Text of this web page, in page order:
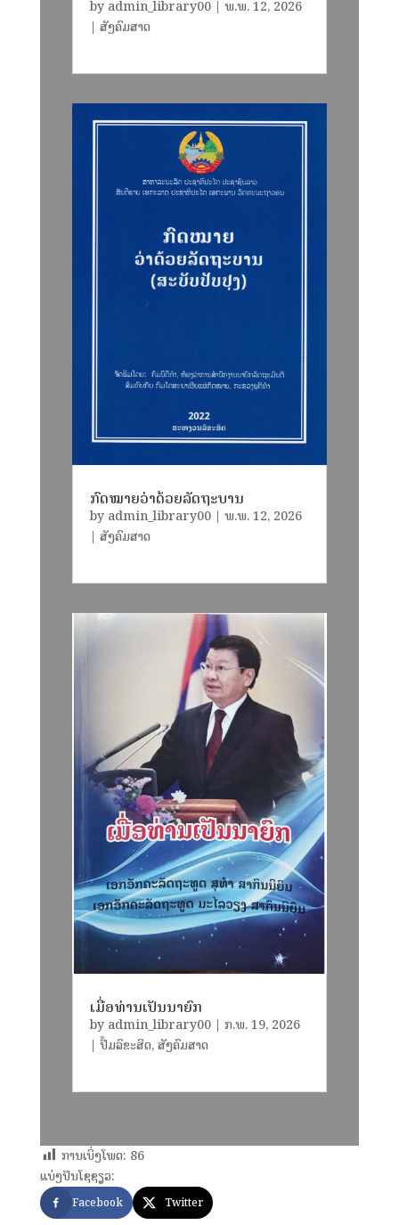
by admin_library00| ພ.ພ. 12, 2026
| ສັງຄົມສາດ
ກົດໝາຍວ່າດ້ວຍລັດຖະບານ
by admin_library00| ພ.ພ. 12, 2026
| ສັງຄົມສາດ
ເມື່ອທ່ານເປັນນາຍົກ
by admin_library00| ກ.ພ. 19, 2026
| ປຶ້ມລິຂະສິດ,ສັງຄົມສາດ
ການເບິ່ງໂພດ: 86
ແບ່ງປັນໂຊຊຽວ:
Facebook Twitter